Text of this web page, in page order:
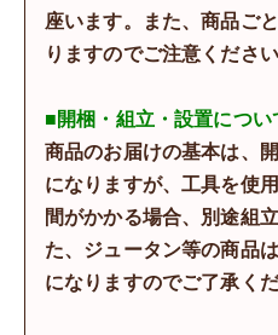
座います。また、商品ご
りますのでご注意ください
■開梱・組立・設置につい
商品のお届けの基本は、
になりますが、工具を使
間がかかる場合、別途組
た、ジュータン等の商品
になりますのでご了承くだ